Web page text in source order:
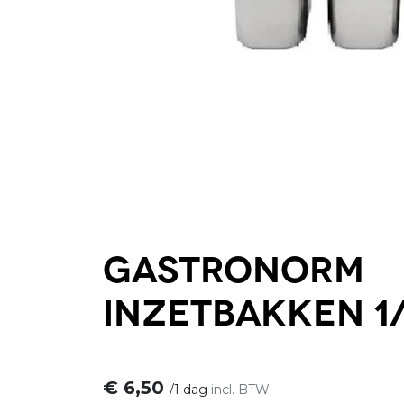
Gastronorm
inzetbakken
€ 6,50 /1 dag incl. BTW